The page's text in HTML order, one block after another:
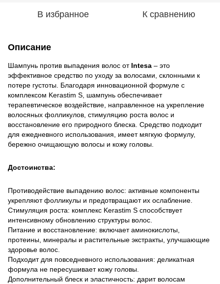
В избранное К сравнению
Описание
Шампунь против выпадения волос от Intesa – это
эффективное средство по уходу за волосами, склонными к
потере густоты. Благодаря инновационной формуле с
комплексом Kerastim S, шампунь обеспечивает
терапевтическое воздействие, направленное на укрепление
волосяных фолликулов, стимуляцию роста волос и
восстановление его природного блеска. Средство подходит
для ежедневного использования, имеет мягкую формулу,
бережно очищающую волосы и кожу головы.
Достоинства:
Противодействие выпадению волос: активные компоненты
укрепляют фолликулы и предотвращают их ослабление.
Стимуляция роста: комплекс Kerastim S способствует
интенсивному обновлению структуры волос.
Питание и восстановление: включает аминокислоты,
протеины, минералы и растительные экстракты, улучшающие
здоровье волос.
Подходит для повседневного использования: деликатная
формула не пересушивает кожу головы.
Дополнительный блеск и эластичность: дарит волосам